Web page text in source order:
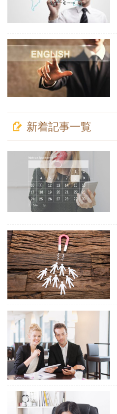
新着記事一覧